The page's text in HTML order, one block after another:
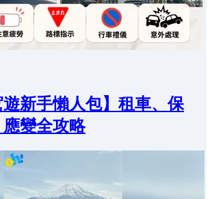
遊新手懶人包】租車、保
變全攻略